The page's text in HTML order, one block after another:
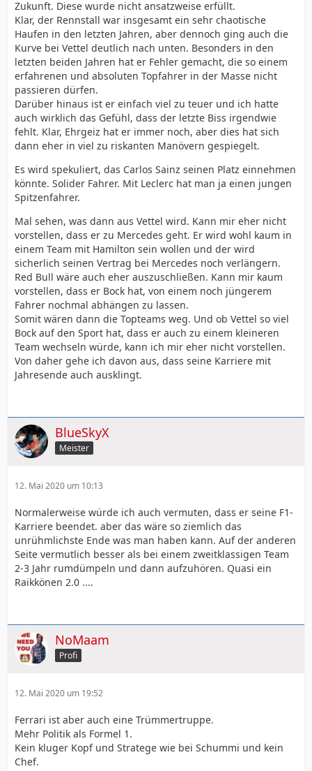
Zukunft. Diese wurde nicht ansatzweise erfüllt.
Klar, der Rennstall war insgesamt ein sehr chaotische
Haufen in den letzten Jahren, aber dennoch ging auch die
Kurve bei Vettel deutlich nach unten. Besonders in den
letzten beiden Jahren hat er Fehler gemacht, die so einem
erfahrenen und absoluten Topfahrer in der Masse nicht
passieren dürfen.
Darüber hinaus ist er einfach viel zu teuer und ich hatte
auch wirklich das Gefühl, dass der letzte Biss irgendwie
fehlt. Klar, Ehrgeiz hat er immer noch, aber dies hat sich
dann eher in viel zu riskanten Manövern gespiegelt.
Es wird spekuliert, das Carlos Sainz seinen Platz einnehmen
könnte. Solider Fahrer. Mit Leclerc hat man ja einen jungen
Spitzenfahrer.
Mal sehen, was dann aus Vettel wird. Kann mir eher nicht
vorstellen, dass er zu Mercedes geht. Er wird wohl kaum in
einem Team mit Hamilton sein wollen und der wird
sicherlich seinen Vertrag bei Mercedes noch verlängern.
Red Bull wäre auch eher auszuschließen. Kann mir kaum
vorstellen, dass er Bock hat, von einem noch jüngerem
Fahrer nochmal abhängen zu lassen.
Somit wären dann die Topteams weg. Und ob Vettel so viel
Bock auf den Sport hat, dass er auch zu einem kleineren
Team wechseln würde, kann ich mir eher nicht vorstellen.
Von daher gehe ich davon aus, dass seine Karriere mit
Jahresende auch ausklingt.
BlueSkyX
Meister
12. Mai 2020 um 10:13
Normalerweise würde ich auch vermuten, dass er seine F1-
Karriere beendet. aber das wäre so ziemlich das
unrühmlichste Ende was man haben kann. Auf der anderen
Seite vermutlich besser als bei einem zweitklassigen Team
2-3 Jahr rumdümpeln und dann aufzuhören. Quasi ein
Raikkönen 2.0 ....
NoMaam
Profi
12. Mai 2020 um 19:52
Ferrari ist aber auch eine Trümmertruppe.
Mehr Politik als Formel 1.
Kein kluger Kopf und Stratege wie bei Schummi und kein
Chef.